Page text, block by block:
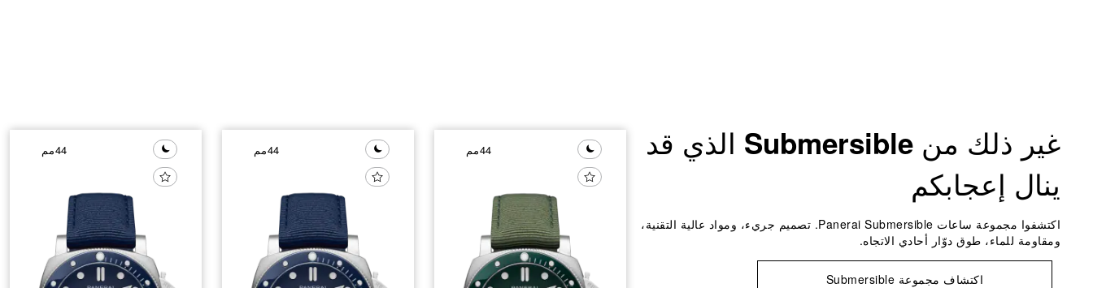
غير ذلك من Submersible الذي قد
ينال إعجابكم
اكتشفوا مجموعة ساعات Panerai Submersible. تصميم جريء، ومواد عالية التقنية،
ومقاومة للماء، طوق دوّار أحادي الاتجاه.
اكتشاف مجموعة Submersible
44مم 44مم 44مم